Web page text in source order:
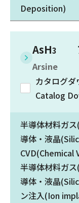
Deposition)
AsH3
Arsine
カタログダ
Catalog
半導体材料ガ
導体・液晶
半導体材料ガ
導体・液晶
ン注入(Ion